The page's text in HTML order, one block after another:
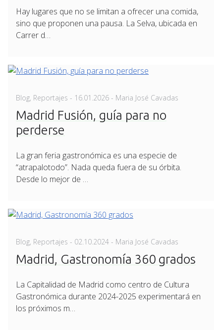
Hay lugares que no se limitan a ofrecer una comida,
sino que proponen una pausa. La Selva, ubicada en
Carrer d…
Blog, Reportajes - Posted
16.01.2026 - Maria José Cavadas
Madrid Fusión, guía para no
perderse
La gran feria gastronómica es una especie de
“atrapalotodo”. Nada queda fuera de su órbita.
Desde lo mejor de …
Blog, Reportajes - Posted
02.10.2024 - Maria José Cavadas
Madrid, Gastronomía 360 grados
La Capitalidad de Madrid como centro de Cultura
Gastronómica durante 2024-2025 experimentará en
los próximos m…